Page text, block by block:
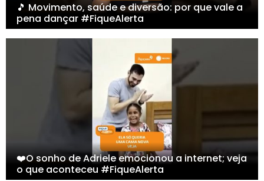
🎵 Movimento, saúde e diversão: por que vale a
pena dançar #FiqueAlerta
❤️O sonho de Adriele emocionou a internet; veja
o que aconteceu #FiqueAlerta